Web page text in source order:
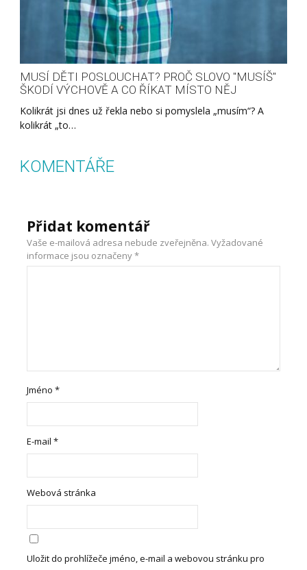
MUSÍ DĚTI POSLOUCHAT? PROČ SLOVO "MUSÍŠ"
ŠKODÍ VÝCHOVĚ A CO ŘÍKAT MÍSTO NĚJ
Kolikrát jsi dnes už řekla nebo si pomyslela „musím“? A
kolikrát „to…
KOMENTÁŘE
Přidat komentář
Vaše e-mailová adresa nebude zveřejněna. Vyžadované
informace jsou označeny*
Jméno*
E-mail*
Webová stránka
Uložit do prohlížeče jméno, e-mail a webovou stránku pro